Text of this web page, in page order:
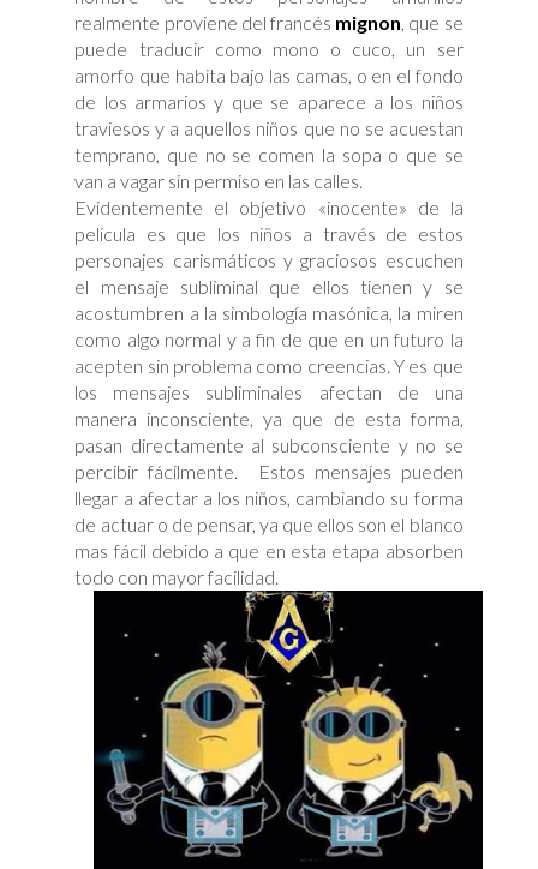
realmente proviene del francés mignon, que se
puede traducir como mono o cuco, un ser
amorfo que habita bajo las camas, o en el fondo
de los armarios y que se aparece a los niños
traviesos y a aquellos niños que no se acuestan
temprano, que no se comen la sopa o que se
van a vagar sin permiso en las calles.
Evidentemente el objetivo «inocente» de la
película es que los niños a través de estos
personajes carismáticos y graciosos escuchen
el mensaje subliminal que ellos tienen y se
acostumbren a la simbología masónica, la miren
como algo normal y a fin de que en un futuro la
acepten sin problema como creencias. Y es que
los mensajes subliminales afectan de una
manera inconsciente, ya que de esta forma,
pasan directamente al subconsciente y no se
percibir fácilmente. Estos mensajes pueden
llegar a afectar a los niños, cambiando su forma
de actuar o de pensar, ya que ellos son el blanco
mas fácil debido a que en esta etapa absorben
todo con mayor facilidad.